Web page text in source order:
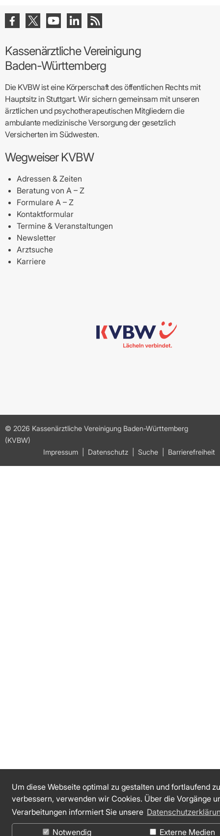
Kassenärztliche Vereinigung
Baden-Württemberg
Die KVBW ist eine Körperschaft des öffentlichen Rechts mit
Hauptsitz in Stuttgart. Wir sichern gemeinsam mit unseren
ärztlichen und psychotherapeutischen Mitgliedern die
ambulante medizinische Versorgung der gesetzlich
Versicherten im Südwesten.
Wegweiser KVBW
Adressen & Zeiten
Beratung von A – Z
Formulare A – Z
Kontaktformular
Termine & Veranstaltungen
Newsletter
Arztsuche
Karriere
© 2026 Kassenärztliche Vereinigung Baden-Württemberg
(KVBW)
Impressum
Datenschutz Suche Barrierefreiheit
Um diese Webseite optimal zu gestalten und fortlaufend zu
verbessern, verwenden wir Cookies. Über die Vorgänge
Verarbeitungen informiert Sie unsere
Notwendig Externe Medien